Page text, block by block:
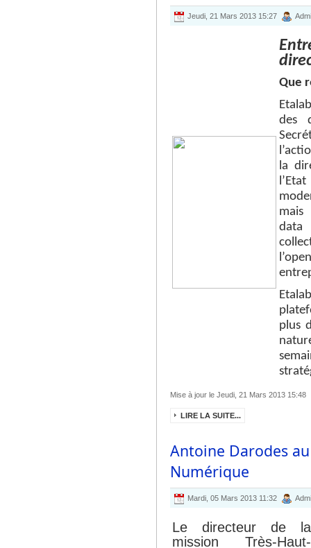
Jeudi, 21 Mars 2013 15:27
Que
des
la
mais
data
plus
Mise à jour le Jeudi, 21 Mars 2013 15:48
LIRE LA SUITE...
Antoine Darodes
Numérique
Mardi, 05 Mars 2013 11:32
Le directeur de la
mission Très-Haut-